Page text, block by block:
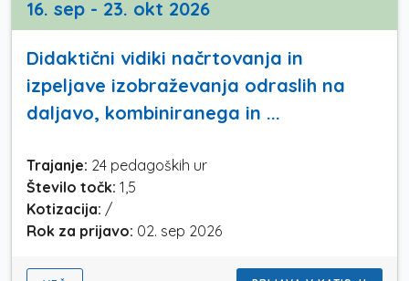
16. sep - 23. okt 2026
Didaktični vidiki načrtovanja in
izpeljave izobraževanja odraslih na
daljavo, kombiniranega in ...
Trajanje: 24 pedagoških ur
Število točk: 1,5
Kotizacija: /
Rok za prijavo: 02. sep 2026